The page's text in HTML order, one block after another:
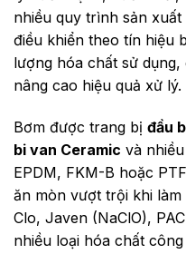
nhiều quy trình sản
điều khiển theo tín hiệu
lượng hóa chất sử
nâng cao hiệu quả xử lý.
Bơm được trang bị đầu
bi van Ceramic và
EPDM, FKM-B hoặc
ăn mòn vượt trội khi
Clo, Javen (NaClO),
nhiều loại hóa chất